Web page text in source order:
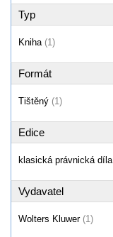
Typ
Kniha (1)
Formát
Tištěný (1)
Edice
klasická právnická díla
Vydavatel
Wolters Kluwer (1)